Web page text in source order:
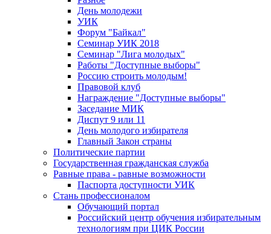
День молодежи
УИК
Форум "Байкал"
Семинар УИК 2018
Семинар "Лига молодых"
Работы "Доступные выборы"
Россию строить молодым!
Правовой клуб
Награждение "Доступные выборы"
Заседание МИК
Диспут 9 или 11
День молодого избирателя
Главный Закон страны
Политические партии
Государственная гражданская служба
Равные права - равные возможности
Паспорта доступности УИК
Стань профессионалом
Обучающий портал
Российский центр обучения избирательным
технологиям при ЦИК России